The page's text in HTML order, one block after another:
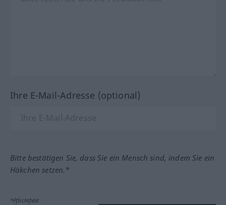
Ihre E-Mail-Adresse (optional)
Bitte bestätigen Sie, dass Sie ein Mensch sind, indem Sie ein
Häkchen setzen.*
*Pflichtfeld